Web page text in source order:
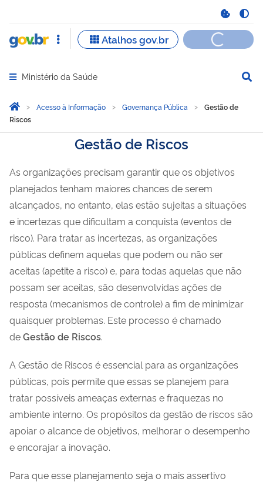
Abrir menu principal de navegação
Ministério da Saúde
Você está aqui:
Página Inicial
Acesso à Informação Governança Pública
Gestão de
Riscos
Gestão de Riscos
As organizações precisam garantir que os objetivos
planejados tenham maiores chances de serem
alcançados, no entanto, elas estão sujeitas a situações
e incertezas que dificultam a conquista (eventos de
risco). Para tratar as incertezas, as organizações
públicas definem aquelas que podem ou não ser
aceitas (apetite a risco) e, para todas aquelas que não
possam ser aceitas, são desenvolvidas ações de
resposta (mecanismos de controle) a fim de minimizar
quaisquer problemas. Este processo é chamado
deGestão de Riscos.
A Gestão de Riscos é essencial para as organizações
públicas, pois permite que essas se planejem para
tratar possíveis ameaças externas e fraquezas no
ambiente interno. Os propósitos da gestão de riscos são
apoiar o alcance de objetivos, melhorar o desempenho
e encorajar a inovação.
Para que esse planejamento seja o mais assertivo